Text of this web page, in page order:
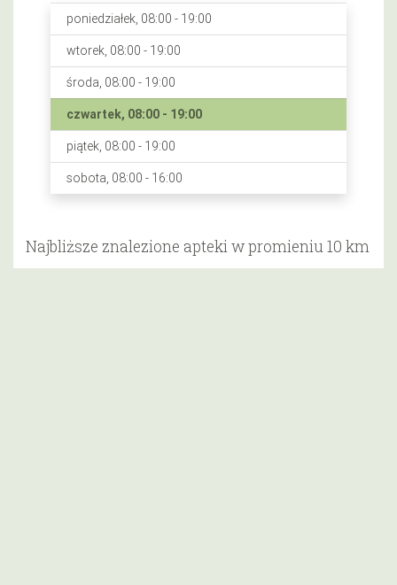
poniedziałek, 08:00 - 19:00
wtorek, 08:00 - 19:00
środa, 08:00 - 19:00
czwartek, 08:00 - 19:00
piątek, 08:00 - 19:00
sobota, 08:00 - 16:00
Najbliższe znalezione apteki w promieniu 10 km